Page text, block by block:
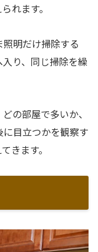
れます。
明だけ掃除する
り、同じ掃除を繰
の部屋で多いか、
目立つかを観察す
きます。